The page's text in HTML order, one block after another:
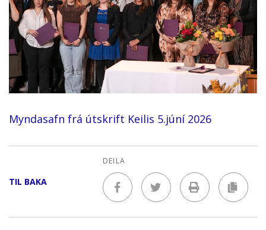
Myndasafn frá útskrift Keilis 5.júní 2026
TIL BAKA
DEILA